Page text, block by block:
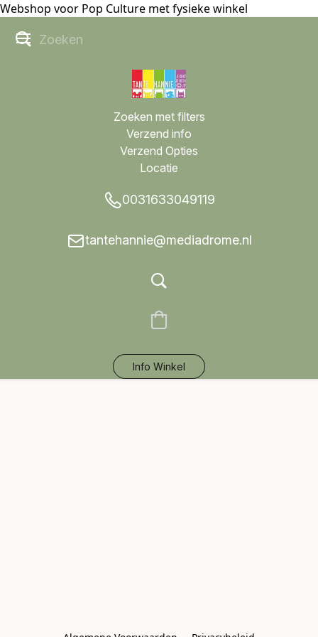
Webshop voor Pop Culture met fysieke winkel
Zoeken met filters
Verzend info
Verzend Opties
Locatie
0031633049119
tantehannie@mediadrome.nl
Info Winkel